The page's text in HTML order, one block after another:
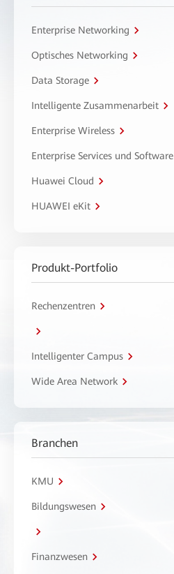
Enterprise Networking
Optisches Networking
Data Storage
Intelligente Zusammenarbeit
Enterprise Wireless
Enterprise Services und Software
Huawei Cloud
HUAWEI eKit
Produkt-Portfolio
Rechenzentren
Intelligenter Campus
Wide Area Network
Branchen
KMU
Bildungswesen
Finanzwesen